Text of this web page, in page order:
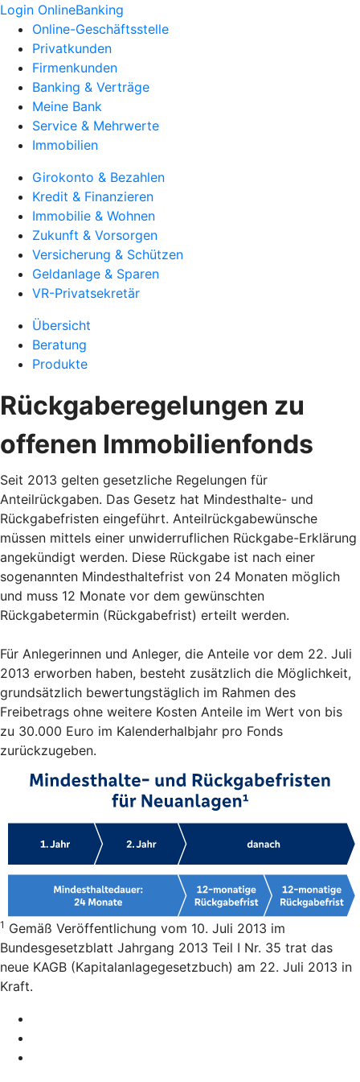
Login OnlineBanking
Online-Geschäftsstelle
Privatkunden
Firmenkunden
Banking & Verträge
Meine Bank
Service & Mehrwerte
Immobilien
Girokonto & Bezahlen
Kredit & Finanzieren
Immobilie & Wohnen
Zukunft & Vorsorgen
Versicherung & Schützen
Geldanlage & Sparen
VR-Privatsekretär
Übersicht
Beratung
Produkte
Rückgaberegelungen zu
offenen Immobilienfonds
Seit 2013 gelten gesetzliche Regelungen für
Anteilrückgaben. Das Gesetz hat Mindesthalte- und
Rückgabefristen eingeführt. Anteilrückgabewünsche
müssen mittels einer unwiderruflichen Rückgabe-Erklärung
angekündigt werden. Diese Rückgabe ist nach einer
sogenannten Mindesthaltefrist von 24 Monaten möglich
und muss 12 Monate vor dem gewünschten
Rückgabetermin (Rückgabefrist) erteilt werden.
Für Anlegerinnen und Anleger, die Anteile vor dem 22. Juli
2013 erworben haben, besteht zusätzlich die Möglichkeit,
grundsätzlich bewertungstäglich im Rahmen des
Freibetrags ohne weitere Kosten Anteile im Wert von bis
zu 30.000 Euro im Kalenderhalbjahr pro Fonds
zurückzugeben.
1 Gemäß Veröffentlichung vom 10. Juli 2013 im
Bundesgesetzblatt Jahrgang 2013 Teil I Nr. 35 trat das
neue KAGB (Kapitalanlagegesetzbuch) am 22. Juli 2013 in
Kraft.